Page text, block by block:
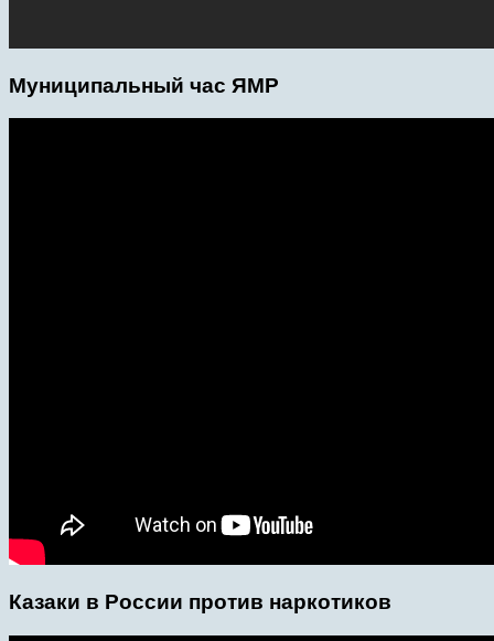
Муниципальный час ЯМР
Казаки в России против наркотиков